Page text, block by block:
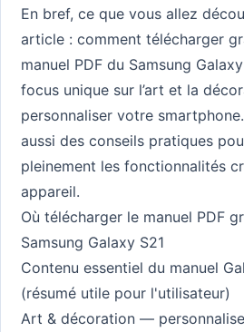
En bref, ce que vous allez
article : comment télécharger
manuel PDF du Samsung
focus unique sur l’art et la
personnaliser votre
aussi des conseils pratiques
pleinement les fonctionnalités
appareil.
Où télécharger le manuel PDF
Samsung Galaxy S21
Contenu essentiel du manuel
(résumé utile pour l'utilisateur)
Art & décoration —